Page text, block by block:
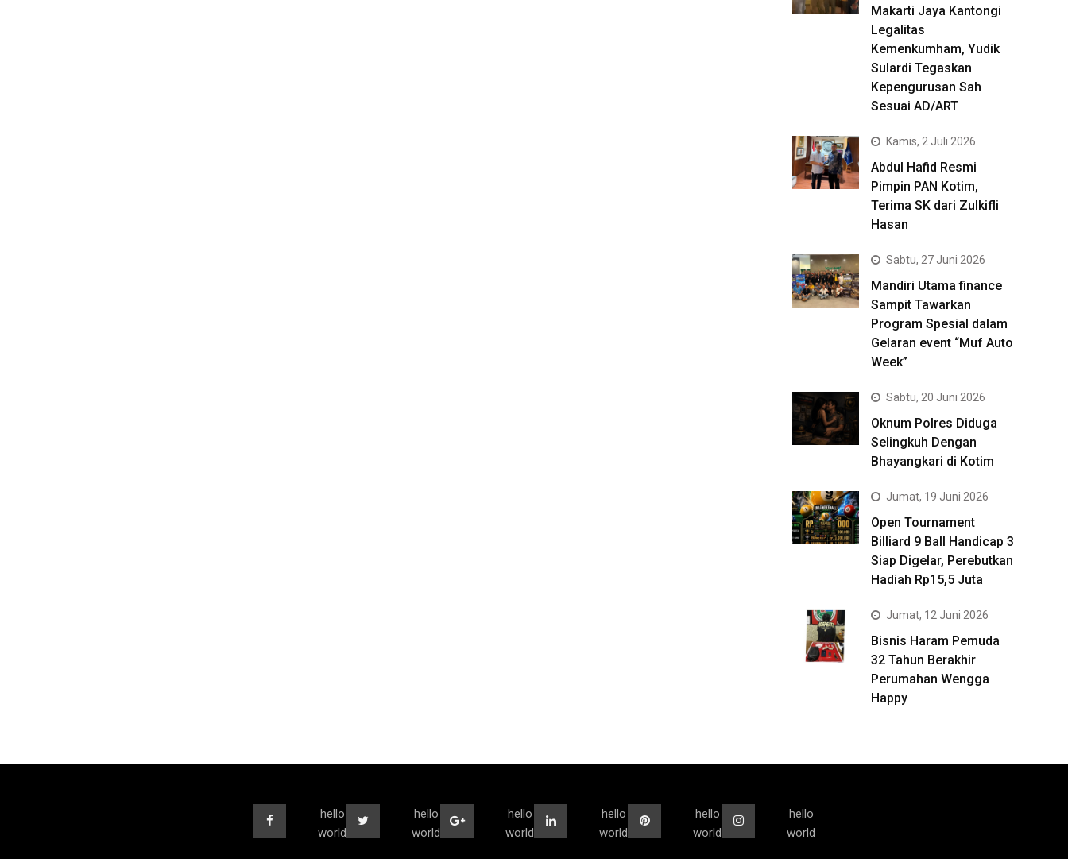
Makarti Jaya Kantongi
Legalitas
Kemenkumham, Yudik
Sulardi Tegaskan
Kepengurusan Sah
Sesuai AD/ART
Kamis, 2 Juli 2026
Abdul Hafid Resmi
Pimpin PAN Kotim,
Terima SK dari Zulkifli
Hasan
Sabtu, 27 Juni 2026
Mandiri Utama finance
Sampit Tawarkan
Program Spesial dalam
Gelaran event “Muf Auto
Week”
Sabtu, 20 Juni 2026
Oknum Polres Diduga
Selingkuh Dengan
Bhayangkari di Kotim
Jumat, 19 Juni 2026
Open Tournament
Billiard 9 Ball Handicap 3
Siap Digelar, Perebutkan
Hadiah Rp15,5 Juta
Jumat, 12 Juni 2026
Bisnis Haram Pemuda
32 Tahun Berakhir
Perumahan Wengga
Happy
hello
world
hello
world
hello
world
hello
world
hello
world
hello
world